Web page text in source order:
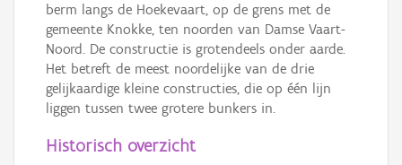
berm langs de Hoekevaart, op de grens met de
gemeente Knokke, ten noorden van Damse Vaart-
Noord. De constructie is grotendeels onder aarde.
Het betreft de meest noordelijke van de drie
gelijkaardige kleine constructies, die op één lijn
liggen tussen twee grotere bunkers in.
Historisch overzicht